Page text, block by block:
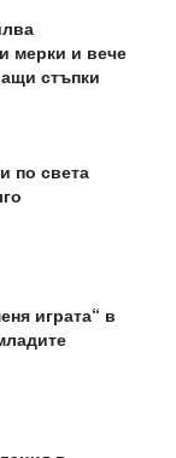
мерки и вече
стъпки
по света
играта“ в